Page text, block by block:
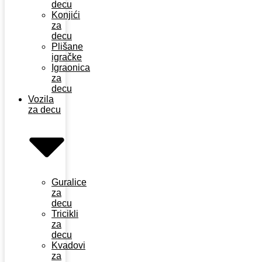
decu
Konjići
za
decu
Plišane
igračke
Igraonica
za
decu
Vozila
za decu
Guralice
za
decu
Tricikli
za
decu
Kvadovi
za